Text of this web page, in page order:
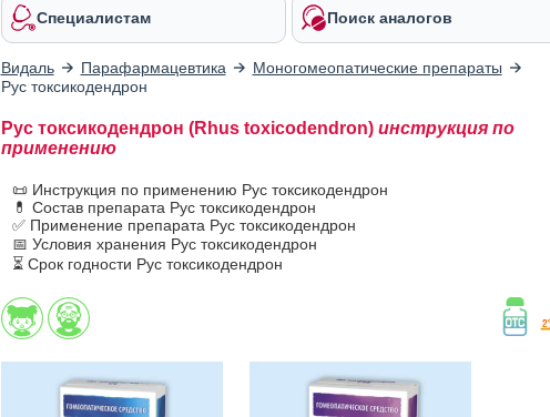
Специалистам Поиск аналогов
Видаль Парафармацевтика
Моногомеопатические препараты
Рус токсикодендрон
Рус токсикодендрон (Rhus toxicodendron) инструкция по
применению
📜 Инструкция по применению Рус токсикодендрон
💊 Состав препарата Рус токсикодендрон
✅ Применение препарата Рус токсикодендрон
📅 Условия хранения Рус токсикодендрон
⏳ Срок годности Рус токсикодендрон